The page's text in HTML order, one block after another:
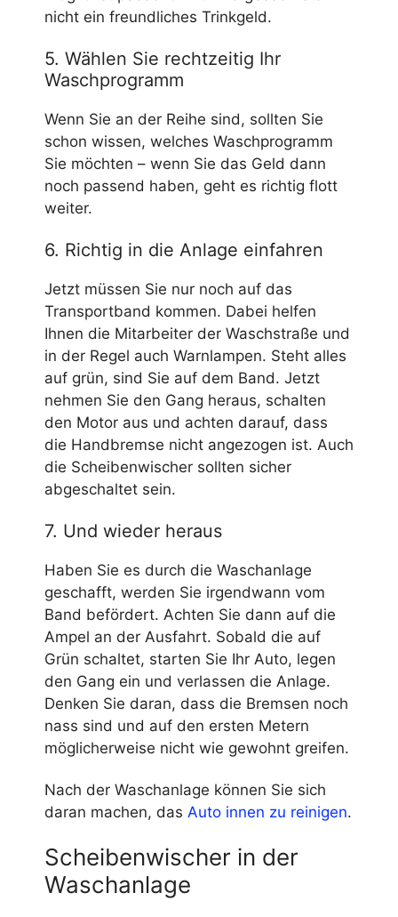
nicht ein freundliches Trinkgeld.
5. Wählen Sie rechtzeitig Ihr
Waschprogramm
Wenn Sie an der Reihe sind, sollten Sie
schon wissen, welches Waschprogramm
Sie möchten – wenn Sie das Geld dann
noch passend haben, geht es richtig flott
weiter.
6. Richtig in die Anlage einfahren
Jetzt müssen Sie nur noch auf das
Transportband kommen. Dabei helfen
Ihnen die Mitarbeiter der Waschstraße und
in der Regel auch Warnlampen. Steht alles
auf grün, sind Sie auf dem Band. Jetzt
nehmen Sie den Gang heraus, schalten
den Motor aus und achten darauf, dass
die Handbremse nicht angezogen ist. Auch
die Scheibenwischer sollten sicher
abgeschaltet sein.
7. Und wieder heraus
Haben Sie es durch die Waschanlage
geschafft, werden Sie irgendwann vom
Band befördert. Achten Sie dann auf die
Ampel an der Ausfahrt. Sobald die auf
Grün schaltet, starten Sie Ihr Auto, legen
den Gang ein und verlassen die Anlage.
Denken Sie daran, dass die Bremsen noch
nass sind und auf den ersten Metern
möglicherweise nicht wie gewohnt greifen.
Nach der Waschanlage können Sie sich
daran machen, das Auto innen zu reinigen.
Scheibenwischer in der
Waschanlage